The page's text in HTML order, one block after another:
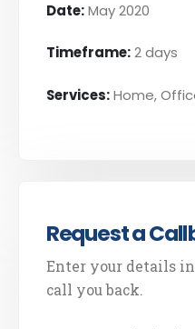
Date:May 2020
Timeframe:2 days
Services:Home,
Request a
Enter your details
call you back.